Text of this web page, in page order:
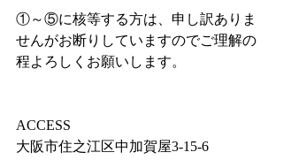
①～⑤に核等する方は、申し訳ありま
せんがお断りしていますのでご理解の
程よろしくお願いします。
ACCESS
大阪市住之江区中加賀屋3-15-6